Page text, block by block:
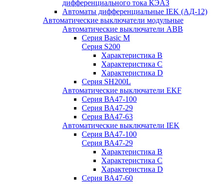
дифференциального тока КЭАЗ
Автоматы дифференциальные IEK (АД-12)
Автоматические выключатели модульные
Автоматические выключатели ABB
Серия Basic M
Серия S200
Характеристика B
Характеристика C
Характеристика D
Серия SH200L
Автоматические выключатели EKF
Серия ВА47-100
Серия ВА47-29
Серия ВА47-63
Автоматические выключатели IEK
Серия ВА47-100
Серия ВА47-29
Характеристика B
Характеристика C
Характеристика D
Серия ВА47-60